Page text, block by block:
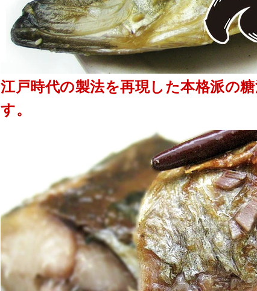
江戸時代の製法を再現した本格派の
す。